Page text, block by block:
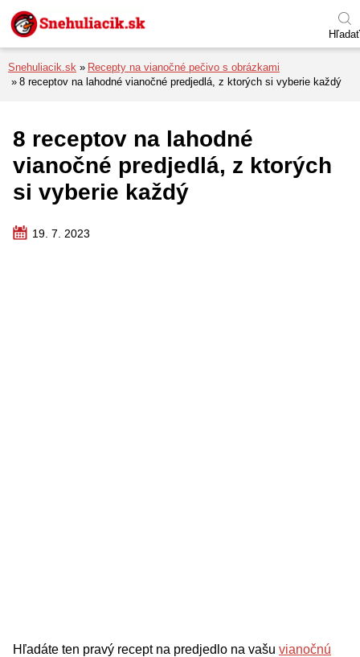
Preskočiť na menu
Preskočiť na obsah
Preskočiť na pätu
Hľadať
Snehuliacik.sk
Recepty na vianočné pečivo s obrázkami
8 receptov na lahodné vianočné predjedlá, z ktorých si vyberie každý
8 receptov na lahodné
vianočné predjedlá, z ktorých
si vyberie každý
19. 7. 2023
Hľadáte ten pravý recept na predjedlo na vašu vianočnú